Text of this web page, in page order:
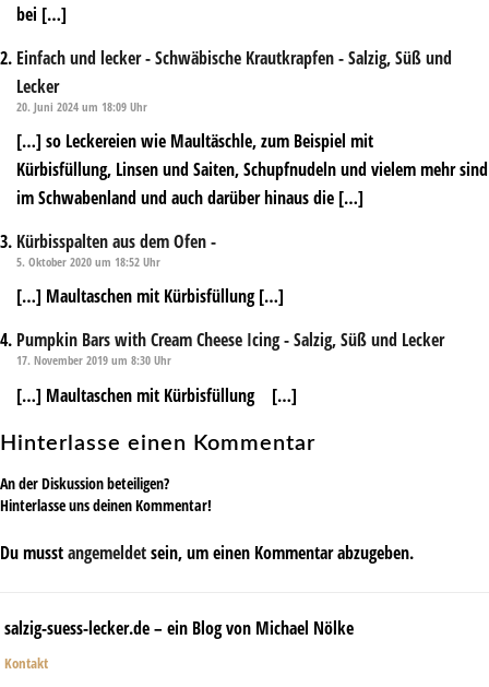
bei […]
Einfach und lecker - Schwäbische Krautkrapfen - Salzig, Süß und
Lecker
20. Juni 2024 um 18:09 Uhr
[…] so Leckereien wie Maultäschle, zum Beispiel mit
Kürbisfüllung, Linsen und Saiten, Schupfnudeln und vielem mehr sind
im Schwabenland und auch darüber hinaus die […]
Kürbisspalten aus dem Ofen -
5. Oktober 2020 um 18:52 Uhr
[…] Maultaschen mit Kürbisfüllung […]
Pumpkin Bars with Cream Cheese Icing - Salzig, Süß und Lecker
17. November 2019 um 8:30 Uhr
[…] Maultaschen mit Kürbisfüllung […]
Hinterlasse einen Kommentar
An der Diskussion beteiligen?
Hinterlasse uns deinen Kommentar!
Du musstangemeldetsein, um einen Kommentar abzugeben.
salzig-suess-lecker.de – ein Blog von Michael Nölke
Kontakt